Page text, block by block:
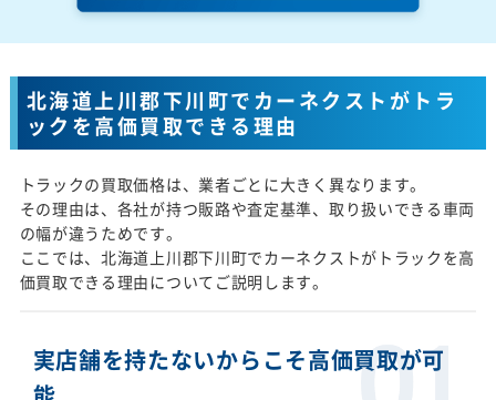
北海道上川郡下川町でカーネクストがトラ
ックを高価買取できる理由
トラックの買取価格は、業者ごとに大きく異なります。
その理由は、各社が持つ販路や査定基準、取り扱いできる車両
の幅が違うためです。
ここでは、北海道上川郡下川町でカーネクストがトラックを高
価買取できる理由についてご説明します。
実店舗を持たないからこそ高価買取が可